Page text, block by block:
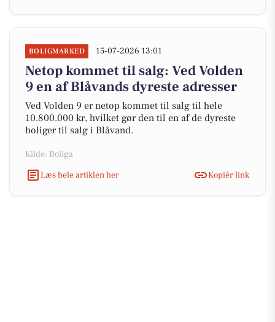
BOLIGMARKED 15-07-2026 13:01
Netop kommet til salg: Ved Volden
9 en af Blåvands dyreste adresser
Ved Volden 9 er netop kommet til salg til hele
10.800.000 kr, hvilket gør den til en af de dyreste
boliger til salg i Blåvand.
Kilde: Boliga
Læs hele artiklen her
Kopiér link